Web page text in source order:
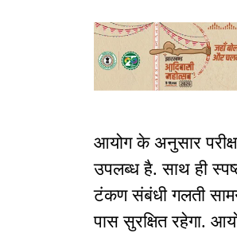
आयोग के अनुसार
उपलब्ध है. साथ ही
टंकण संबंधी गलती
पास सुरक्षित रहेगा.